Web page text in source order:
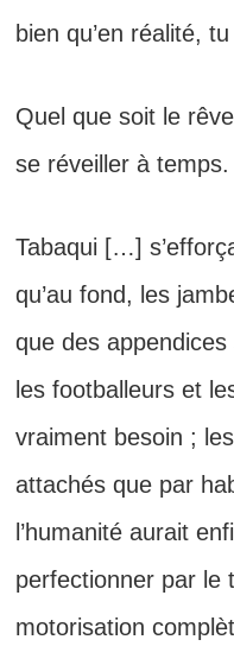
bien qu’en réalité,
Quel que soit le
se réveiller à temps.
Tabaqui […]
qu’au fond, les
que des
les footballeurs et
vraiment besoin ;
attachés que par
l’humanité aurait
perfectionner par le
motorisation